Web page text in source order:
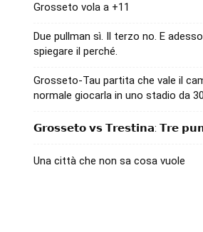
Grosseto vola a +11
Due pullman sì. Il terzo no. E
spiegare il perché.
Grosseto-Tau partita che vale il
normale giocarla in uno stadio da
𝗚𝗿𝗼𝘀𝘀𝗲𝘁𝗼 𝘃𝘀 𝗧𝗿𝗲𝘀𝘁𝗶𝗻𝗮: 𝗧𝗿𝗲
Una città che non sa cosa vuole